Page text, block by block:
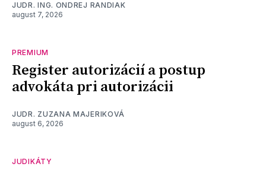
JUDR. ING. ONDREJ RANDIAK
august 7, 2026
PREMIUM
Register autorizácií a postup
advokáta pri autorizácii
JUDR. ZUZANA MAJERIKOVÁ
august 6, 2026
JUDIKÁTY